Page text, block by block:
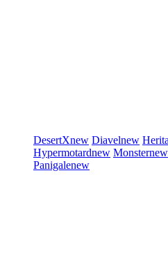
DesertXnew Diavelnew
Hypermotardnew Monsternew
Panigalenew